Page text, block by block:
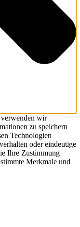
wir
zu speichern
Technologien
oder eindeutige
Ihre Zustimmung
Merkmale und